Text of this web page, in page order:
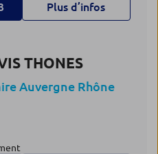
Plus d’infos
THONES
Auvergne Rhône